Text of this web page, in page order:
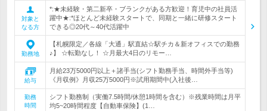
対象と
なる方
*:★未経験・第二新卒・ブランクがある方歓迎！育児中の社員活
躍中★:*ほとんど未経験スタートで、同期と一緒に研修スタート
できる◎20代～40代活躍中
勤務地
【札幌限定／各線「大通」駅直結☆駅チカ＆新オフィスでの勤務
♪】 ☆転勤なし！ ☆月最大4日のリモー…
給与
月給23万5000円以上＋諸手当(シフト勤務手当、時間外手当等)
《月収例》月収25万5000円※試用期間中(入社後…
勤務
時間
シフト勤務制（実働7.5時間/休憩1時間を含む）※残業時間は月平
均5~20時間程度【自動車保険】(1…